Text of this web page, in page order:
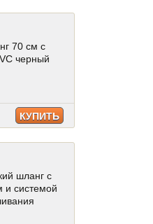
70 см с
черный
КУПИТЬ
шланг с
системой